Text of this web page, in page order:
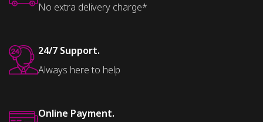
No extra delivery charge*
24/7 Support.
Always here to help
Online Payment.